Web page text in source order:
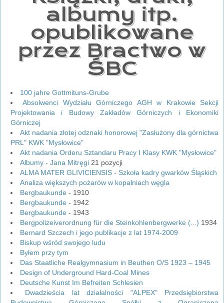
albumy itp.
opublikowane
przez Bractwo w
ŚBC
100 jahre Gottmituns-Grube
Absolwenci Wydziału Górniczego AGH w Krakowie Sekcji
Projektowania i Budowy Zakładów Górniczych i Ekonomiki
Górniczej
Akt nadania złotej odznaki honorowej "Zasłużony dla górnictwa
PRL" KWK "Mysłowice"
Akt nadania Orderu Sztandaru Pracy I Klasy KWK "Mysłowice"
Albumy - Jana Mitręgi 21 pozycji
ALMA MATER GLIVICIENSIS - Szkoła kadry gwarków Śląskich
Analiza większych pożarów w kopalniach węgla
Bergbaukunde - 1910
Bergbaukunde - 1942
Bergbaukunde - 1943
Bergpolizeiverordnung für die Steinkohlenbergwerke (...) 1934
Bernard Szczech i jego publikacje z lat 1974-2009
Biskup wśród swojego ludu
Byłem przy tym
Das Staatliche Realgymnasium in Beuthen O/S 1923 – 1945
Design of Underground Hard-Coal Mines
Deutsche Kunst Im Befreiten Schlesien
Dwadzieścia lat działalności "ALPEX" Przedsiębiorstwa